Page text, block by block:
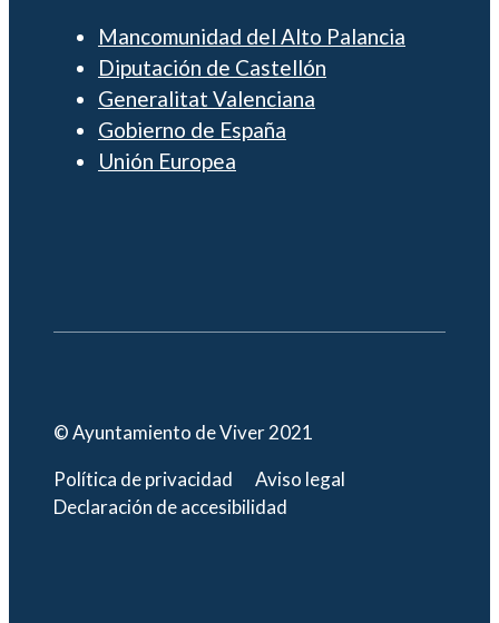
Mancomunidad del Alto Palancia
Diputación de Castellón
Generalitat Valenciana
Gobierno de España
Unión Europea
© Ayuntamiento de Viver 2021
Política de privacidad
Aviso legal
Declaración de accesibilidad